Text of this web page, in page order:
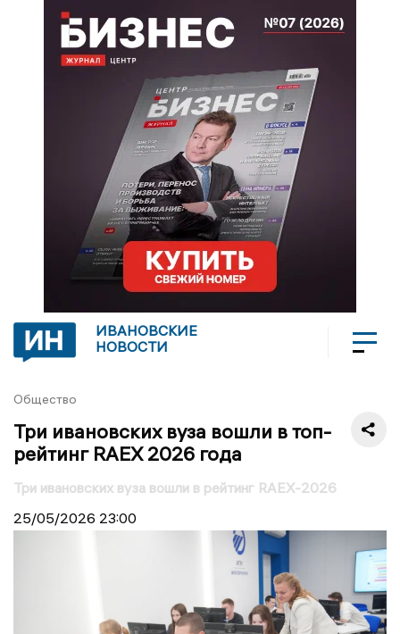
ИВАНОВСКИЕ
НОВОСТИ
Общество
Три ивановских вуза вошли в топ-
рейтинг RAEX 2026 года
Три ивановских вуза вошли в рейтинг RAEX-2026
25/05/2026 23:00